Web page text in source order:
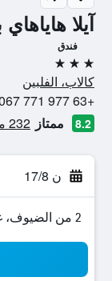
آيلا
فندق
3 نجوم
كالاب، الفلبين
+63 977 771 4067
8.2 ممتاز 232 من التقييمات تم التحقق منها
ن 17/8
2 من الضيوف، غرفة واحدة